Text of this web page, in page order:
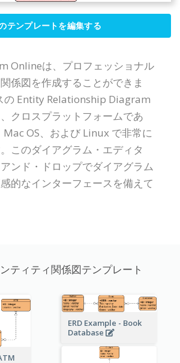
テンプレートを編集する
Onlineは、プロフェッショナル
係図を作成することができま
の Entity Relationship Diagram
クロスプラットフォームであ
OS、および Linux で非常に
このダイアグラム・エディタ
ンド・ドロップでダイアグラム
的なインターフェースを備えて
ティティ関係図テンプレート
ERD Example - Book
Database